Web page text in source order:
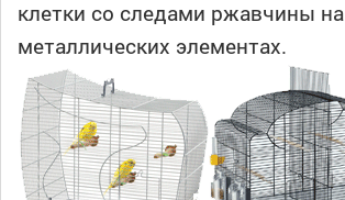
клетки со следами ржавчины на
металлических элементах.